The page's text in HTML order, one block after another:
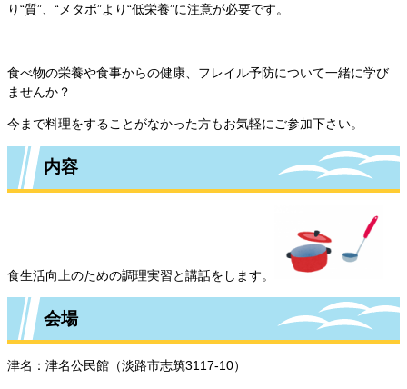
り“質”、“メタボ”より“低栄養”に注意が必要です。
食べ物の栄養や食事からの健康、フレイル予防について一緒に学び
ませんか？
今まで料理をすることがなかった方もお気軽にご参加下さい。
内容
食生活向上のための調理実習と講話をします。
会場
津名：津名公民館（淡路市志筑3117-10）